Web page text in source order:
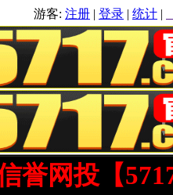
游客: 注册 | 登录 | 统计 |
誉网投【